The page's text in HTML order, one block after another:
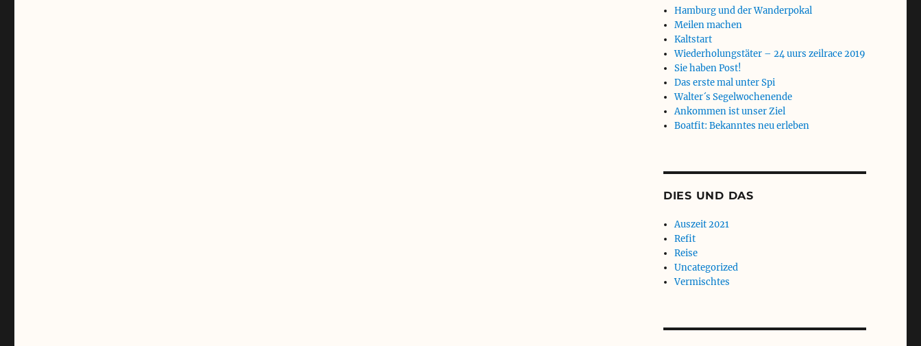
Hamburg und der Wanderpokal
Meilen machen
Kaltstart
Wiederholungstäter – 24 uurs zeilrace 2019
Sie haben Post!
Das erste mal unter Spi
Walter´s Segelwochenende
Ankommen ist unser Ziel
Boatfit: Bekanntes neu erleben
DIES UND DAS
Auszeit 2021
Refit
Reise
Uncategorized
Vermischtes